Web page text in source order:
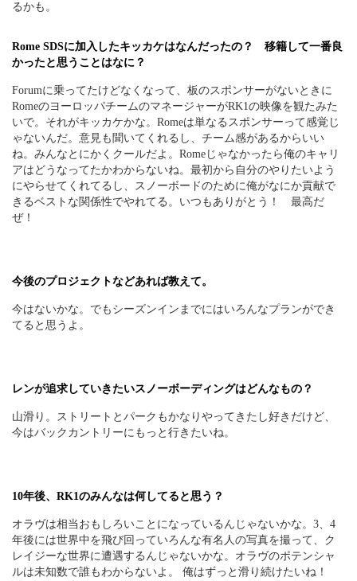
るかも。
Rome SDSに加入したキッカケはなんだったの？ 移籍して一番良
かったと思うことはなに？
Forumに乗ってたけどなくなって、板のスポンサーがないときに
RomeのヨーロッパチームのマネージャーがRK1の映像を観たみた
いで。それがキッカケかな。Romeは単なるスポンサーって感覚じ
ゃないんだ。意見も聞いてくれるし、チーム感があるからいい
ね。みんなとにかくクールだよ。Romeじゃなかったら俺のキャリ
アはどうなってたかわからないね。最初から自分のやりたいよう
にやらせてくれてるし、スノーボードのために俺がなにか貢献で
きるベストな関係性でやれてる。いつもありがとう！ 最高だ
ぜ！
今後のプロジェクトなどあれば教えて。
今はないかな。でもシーズンインまでにはいろんなプランができ
てると思うよ。
レンが追求していきたいスノーボーディングはどんなもの？
山滑り。ストリートとパークもかなりやってきたし好きだけど、
今はバックカントリーにもっと行きたいね。
10年後、RK1のみんなは何してると思う？
オラヴは相当おもしろいことになっているんじゃないかな。3、4
年後には世界中を飛び回っていろんな有名人の写真を撮って、ク
レイジーな世界に遭遇するんじゃないかな。オラヴのポテンシャ
ルは未知数で誰もわからないよ。 俺はずっと滑り続けたいね！